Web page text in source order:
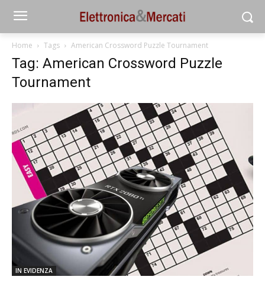
Home Tags American Crossword Puzzle Tournament
Tag: American Crossword Puzzle
Tournament
IN EVIDENZA